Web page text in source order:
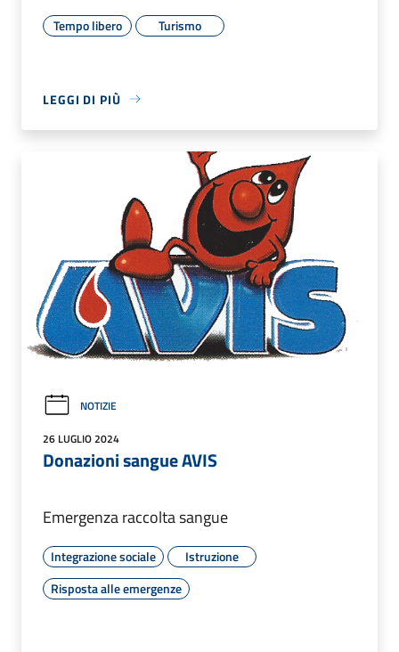
Tempo libero Turismo
LEGGI DI PIÙ
NOTIZIE
26 LUGLIO 2024
Donazioni sangue AVIS
Emergenza raccolta sangue
Integrazione sociale
Istruzione
Risposta alle emergenze